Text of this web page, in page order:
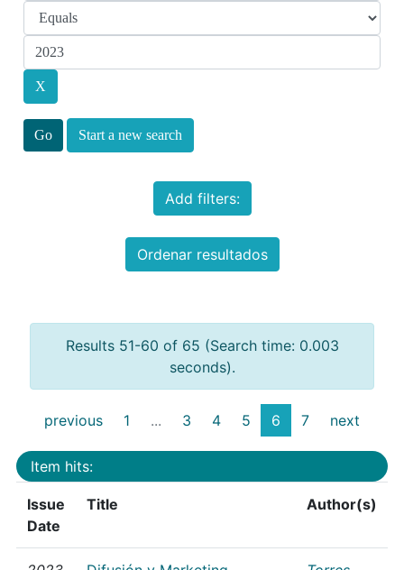
Start a new search
Add filters:
Ordenar resultados
Results 51-60 of 65 (Search time: 0.003
seconds).
previous 1 ... 3 4 5 6 7 next
Item hits:
Issue
Date
Title Author(s)